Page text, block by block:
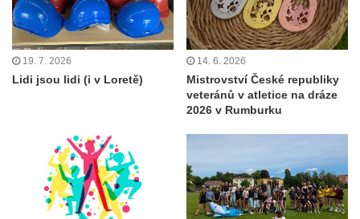
19. 7. 2026
Lidi jsou lidi (i v Loretě)
14. 6. 2026
Mistrovství České republiky
veteránů v atletice na dráze
2026 v Rumburku